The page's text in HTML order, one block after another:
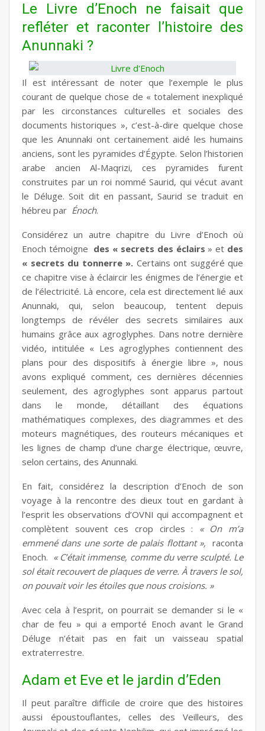
Le Livre d’Enoch ne faisait que
refléter et raconter l’histoire des
Anunnaki ?
Il est intéressant de noter que l’exemple le plus
courant de quelque chose de « totalement inexpliqué
par les circonstances culturelles et sociales des
documents historiques », c’est-à-dire quelque chose
que les Anunnaki ont certainement aidé les humains
anciens, sont les pyramides d’Égypte. Selon l’historien
arabe ancien Al-Maqrizi, ces pyramides furent
construites par un roi nommé Saurid, qui vécut avant
le Déluge. Soit dit en passant, Saurid se traduit en
hébreu par Énoch.
Considérez un autre chapitre du Livre d’Enoch où
Enoch témoigne des « secrets des éclairs » et des
« secrets du tonnerre ». Certains ont suggéré que
ce chapitre vise à éclaircir les énigmes de l’énergie et
de l’électricité. Là encore, cela est directement lié aux
Anunnaki, qui, selon beaucoup, tentent depuis
longtemps de révéler des secrets similaires aux
humains grâce aux agroglyphes. Dans notre dernière
vidéo, intitulée « Les agroglyphes contiennent des
plans pour des dispositifs à énergie libre », nous
avons expliqué comment, ces dernières décennies
seulement, des agroglyphes sont apparus partout
dans le monde, détaillant des équations
mathématiques complexes, des diagrammes et des
moteurs magnétiques, des routeurs mécaniques et
les lignes de champ d’une charge électrique, œuvre,
selon certains, des Anunnaki.
En fait, considérez la description d’Enoch de son
voyage à la rencontre des dieux tout en gardant à
l’esprit les observations d’OVNI qui accompagnent et
complètent souvent ces crop circles : « On m’a
emmené dans une sorte de palais flottant », raconta
Enoch. « C’était immense, comme du verre sculpté. Le
sol était recouvert de plaques de verre. À travers le sol,
on pouvait voir les étoiles que nous croisions. »
Avec cela à l’esprit, on pourrait se demander si le «
char de feu » qui a emporté Enoch avant le Grand
Déluge n’était pas en fait un vaisseau spatial
extraterrestre.
Adam et Eve et le jardin d’Eden
Il peut paraître difficile de croire que des histoires
aussi époustouflantes, celles des Veilleurs, des